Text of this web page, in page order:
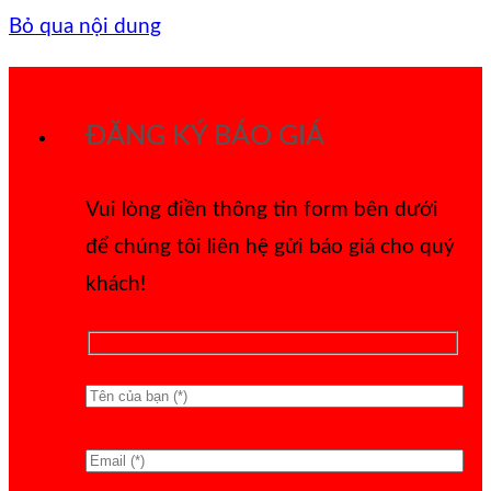
Bỏ qua nội dung
ĐĂNG KÝ BÁO GIÁ
Vui lòng điền thông tin form bên dưới
để chúng tôi liên hệ gửi báo giá cho quý
khách!